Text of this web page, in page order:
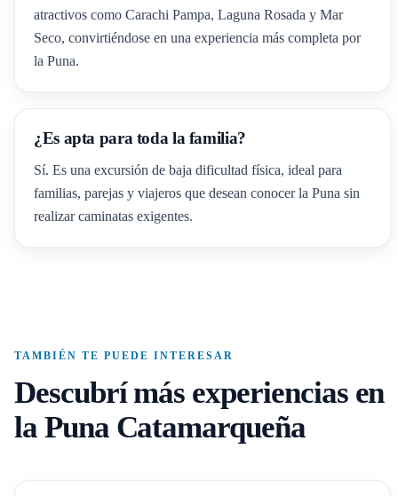
atractivos como Carachi Pampa, Laguna Rosada y Mar
Seco, convirtiéndose en una experiencia más completa por
la Puna.
¿Es apta para toda la familia?
Sí. Es una excursión de baja dificultad física, ideal para
familias, parejas y viajeros que desean conocer la Puna sin
realizar caminatas exigentes.
TAMBIÉN TE PUEDE INTERESAR
Descubrí más experiencias en
la Puna Catamarqueña